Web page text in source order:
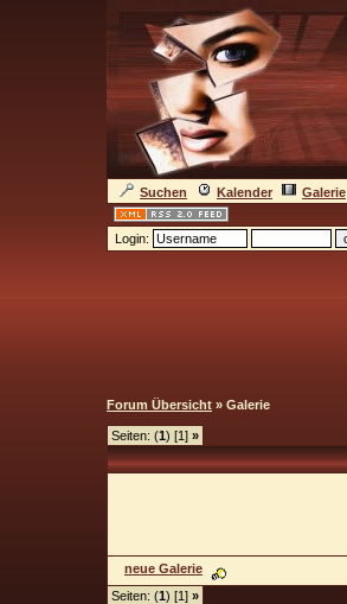
Suchen Kalender Galerie
Login:
Forum Übersicht » Galerie
Seiten: (1) [1] »
neue Galerie
Seiten: (1) [1] »